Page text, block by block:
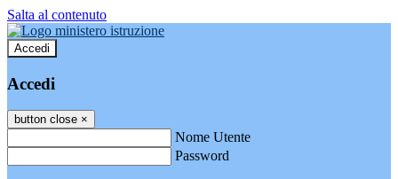
Salta al contenuto
Accedi
Accedi
button close ×
Nome Utente
Password